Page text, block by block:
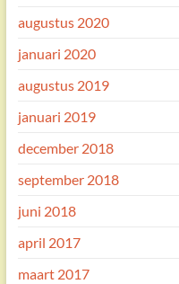
augustus 2020
januari 2020
augustus 2019
januari 2019
december 2018
september 2018
juni 2018
april 2017
maart 2017